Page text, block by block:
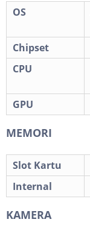
OS
Chipset
CPU
GPU
MEMORI
Slot Kartu
Internal
KAMERA